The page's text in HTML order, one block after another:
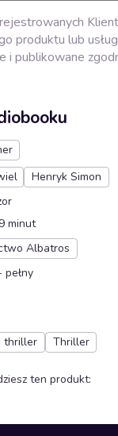
produktu lub
i publikowane
Henryk Simon
minut
Albatros
pełny
thriller Thriller
ten produkt: